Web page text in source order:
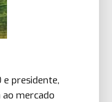
e presidente,
ao mercado